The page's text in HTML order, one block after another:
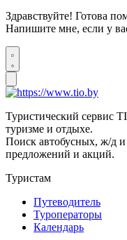
Здравствуйте! Готова
Напишите мне, если у
Туристический сервис
туризме и отдыхе.
Поиск автобусных, ж/д
предложений и акций.
Туристам
Путеводитель
Туроператоры
Календарь